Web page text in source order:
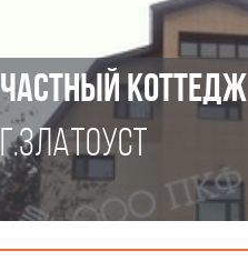
ЧАСТНЫЙ КОТТЕДЖ
Г.ЗЛАТОУСТ